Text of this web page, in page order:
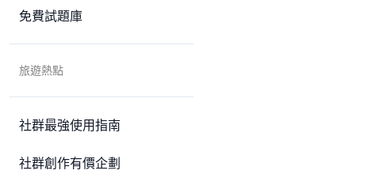
免費試題庫
旅遊熱點
社群最強使用指南
社群創作有價企劃